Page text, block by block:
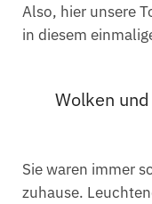
Also, hier unsere
in diesem
Wolken
Sie waren immer
zuhause.